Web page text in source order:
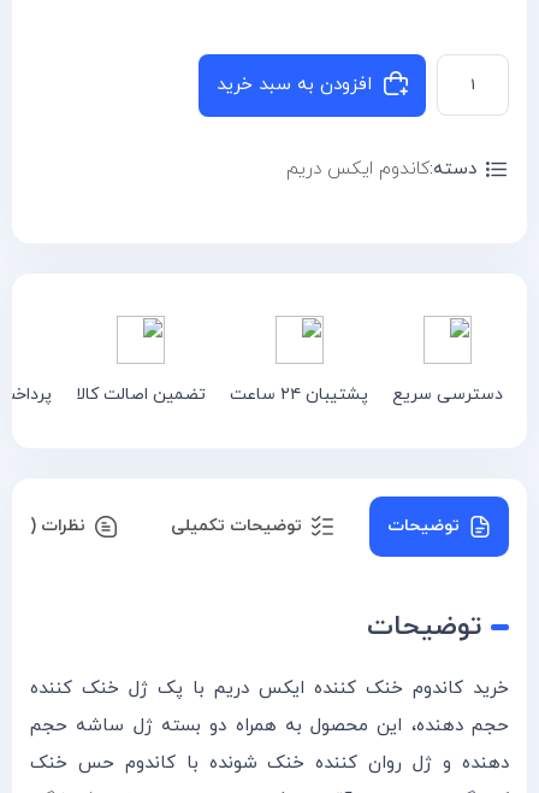
افزودن به سبد خرید
دسته:کاندوم ایکس دریم
دسترسی سریع پشتیبان ۲۴ ساعت تضمین اصالت کالا
توضیحات توضیحات تکمیلی نظرات (۰)
توضیحات
خرید کاندوم خنک کننده ایکس دریم با پک ژل خنک کننده
حجم دهنده، این محصول به همراه دو بسته ژل ساشه حجم
دهنده و ژل روان کننده خنک شونده با کاندوم حس خنک